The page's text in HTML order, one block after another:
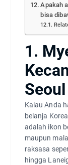
Apakah
bisa
1.
Seoul
Kalau Anda
belanja
adalah ikon
maupun
raksasa
hingga